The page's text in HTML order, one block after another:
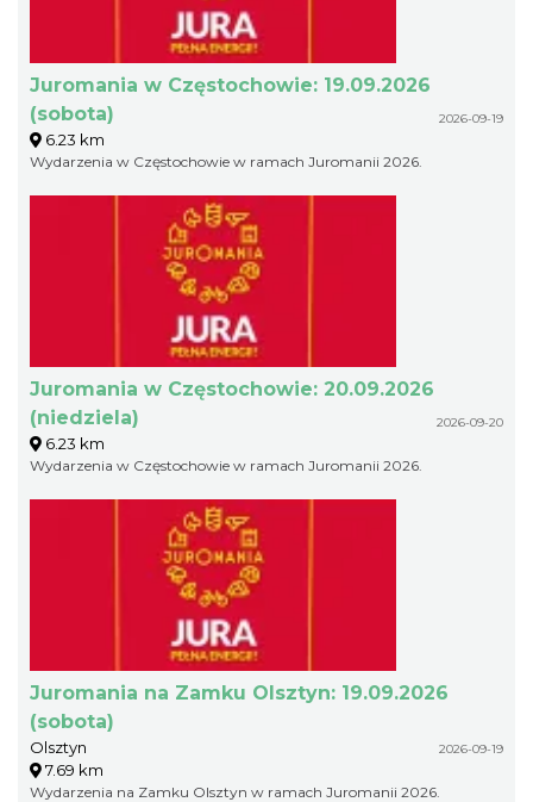
Juromania w Częstochowie: 19.09.2026
(sobota)
2026-09-19
6.23 km
Wydarzenia w Częstochowie w ramach Juromanii 2026.
Juromania w Częstochowie: 20.09.2026
(niedziela)
2026-09-20
6.23 km
Wydarzenia w Częstochowie w ramach Juromanii 2026.
Juromania na Zamku Olsztyn: 19.09.2026
(sobota)
Olsztyn 2026-09-19
7.69 km
Wydarzenia na Zamku Olsztyn w ramach Juromanii 2026.